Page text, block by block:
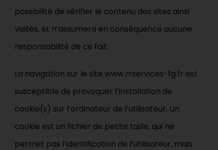
possibilité de vérifier le contenu des sites ainsi
visités, et n’assumera en conséquence aucune
responsabilité de ce fait.
La navigation sur le site www.rrservices-fg.fr est
susceptible de provoquer l’installation de
cookie(s) sur l’ordinateur de l’utilisateur. Un
cookie est un fichier de petite taille, qui ne
permet pas l’identification de l’utilisateur, mais